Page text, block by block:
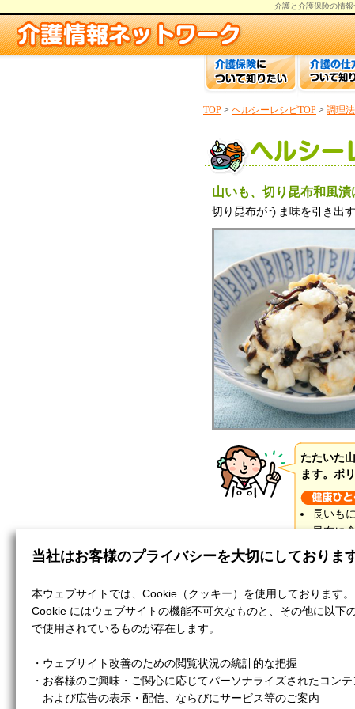
介護と介護保険の情報
TOP > ヘルシーレシピTOP > 調理
山いも、切り昆布和風漬
切り昆布がうま味を引き出す
たたいた
ます。ポ
長いも
昆布に
山いも
塩昆布（刻み）
当社はお客様のプライバシーを大切にしております
本ウェブサイトでは、Cookie（クッキー）を使用しております。
Cookie にはウェブサイトの機能不可欠なものと、その他に以下
で使用されているものが存在します。
・ウェブサイト改善のための閲覧状況の統計的な把握
・お客様のご興味・ご関心に応じてパーソナライズされたコンテ
および広告の表示・配信、ならびにサービス等のご案内